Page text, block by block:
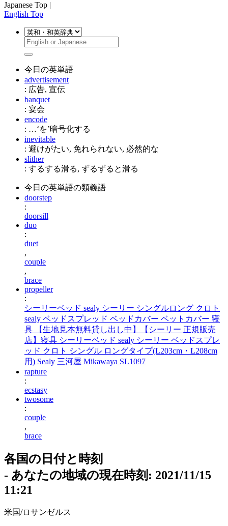
Japanese Top |
English Top
今日の英単語
advertisement
: 広告, 宣伝
banquet
: 宴会
encode
: …‘を’暗号化する
inevitable
: 避けがたい, 免れられない, 必然的な
slither
: するする滑る, ずるずると滑る
今日の英単語の類義語
doorstep
:
doorsill
duo
:
duet
,
couple
,
brace
propeller
:
シーリーベッド sealy シーリー シングルロング クロト
sealy ベッドスプレッド ベッドカバー ベットカバー 寝
具 【生地見本無料貸し出し中】【シーリー 正規販売
店】寝具 シーリーベッド sealy シーリー ベッドスプレ
ッド クロト シングル ロングタイプ(L203cm・L208cm
用) Sealy 三河屋 Mikawaya SL1097
rapture
:
ecstasy
twosome
:
couple
,
brace
各国の日付と時刻
- あなたの地域の現在時刻: 2021/11/15
11:21
米国/ロサンゼルス